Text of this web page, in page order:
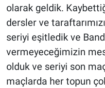
olarak geldik.
dersler ve
seriyi eşitledik ve
vermeyeceğimizin
olduk ve seriyi son
maçlarda her topun